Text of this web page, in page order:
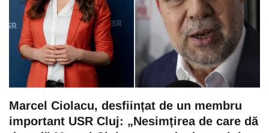
Marcel Ciolacu, desființat de un membru
important USR Cluj: „Nesimțirea de care dă